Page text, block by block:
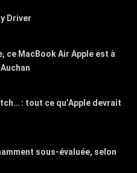
Driver
ce MacBook Air Apple est à
: tout ce qu’Apple devrait
sous-évaluée, selon